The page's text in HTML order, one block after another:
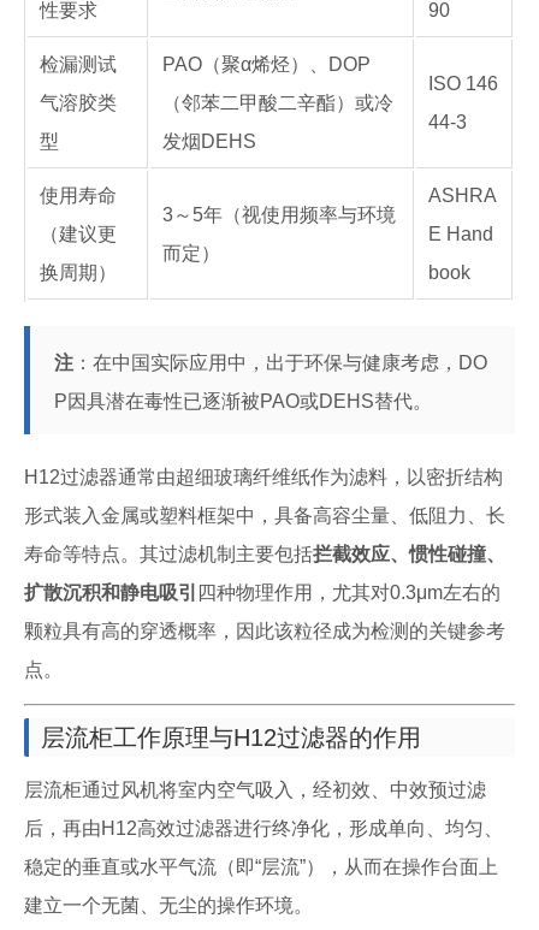
性要求
90
检漏测试
气溶胶类
型
PAO（聚α烯烃）、DOP
（邻苯二甲酸二辛酯）或冷
发烟DEHS
ISO 146
44-3
使用寿命
（建议更
换周期）
3～5年（视使用频率与环境
而定）
ASHRA
E Hand
book
注 ：在中国实际应用中，出于环保与健康考虑，DO
P因具潜在毒性已逐渐被PAO或DEHS替代。
H12过滤器通常由超细玻璃纤维纸作为滤料，以密折结构
形式装入金属或塑料框架中，具备高容尘量、低阻力、长
寿命等特点。其过滤机制主要包括拦截效应、惯性碰撞、
扩散沉积和静电吸引 四种物理作用，尤其对0.3μm左右的
颗粒具有高的穿透概率，因此该粒径成为检测的关键参考
点。
层流柜工作原理与H12过滤器的作用
层流柜通过风机将室内空气吸入，经初效、中效预过滤
后，再由H12高效过滤器进行终净化，形成单向、均匀、
稳定的垂直或水平气流（即“层流”），从而在操作台面上
建立一个无菌、无尘的操作环境。